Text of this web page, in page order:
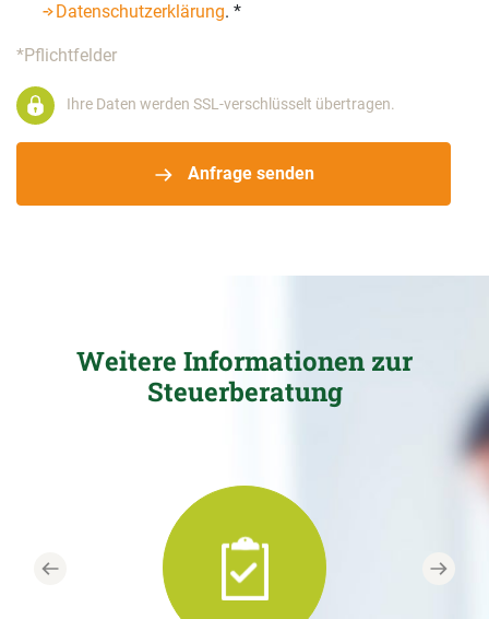
Datenschutzerklärung. *
*Pflichtfelder
Anfrage senden
Ihre Daten werden SSL-verschlüsselt übertragen.
Weitere Informationen zur
Steuerberatung
Previous Next